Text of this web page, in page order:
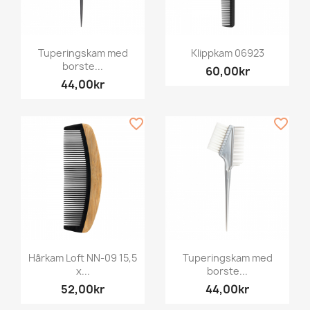
Tuperingskam med
borste...
44,00kr
Klippkam 06923
60,00kr
Hårkam Loft NN-09 15,5
x...
52,00kr
favorite_border
Tuperingskam med
borste...
44,00kr
favorite_border